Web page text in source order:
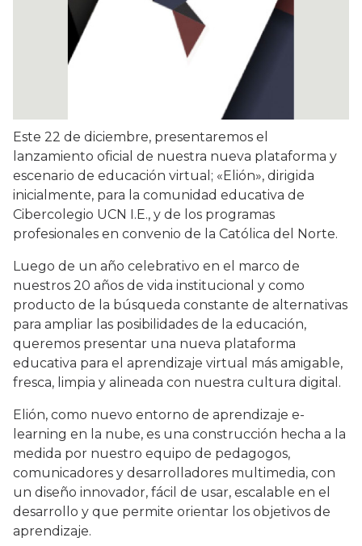
Este 22 de diciembre, presentaremos el
lanzamiento oficial de nuestra nueva plataforma y
escenario de educación virtual; «Elión», dirigida
inicialmente, para la comunidad educativa de
Cibercolegio UCN I.E., y de los programas
profesionales en convenio de la Católica del Norte.
Luego de un año celebrativo en el marco de
nuestros 20 años de vida institucional y como
producto de la búsqueda constante de alternativas
para ampliar las posibilidades de la educación,
queremos presentar una nueva plataforma
educativa para el aprendizaje virtual más amigable,
fresca, limpia y alineada con nuestra cultura digital.
Elión, como nuevo entorno de aprendizaje e-
learning en la nube, es una construcción hecha a la
medida por nuestro equipo de pedagogos,
comunicadores y desarrolladores multimedia, con
un diseño innovador, fácil de usar, escalable en el
desarrollo y que permite orientar los objetivos de
aprendizaje.